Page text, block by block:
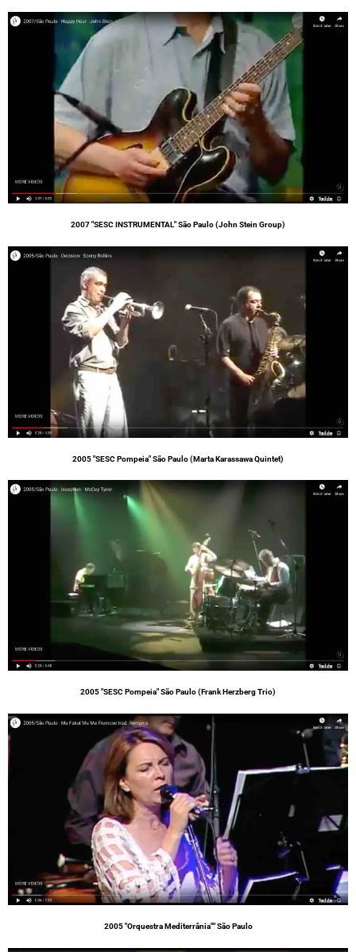
2007 "SESC INSTRUMENTAL" São Paulo (John Stein Group)
2005 "SESC Pompeia" São Paulo (Marta Karassawa Quintet)
2005 "SESC Pompeia" São Paulo (Frank Herzberg Trio)
2005 "Orquestra Mediterrânia"" São Paulo